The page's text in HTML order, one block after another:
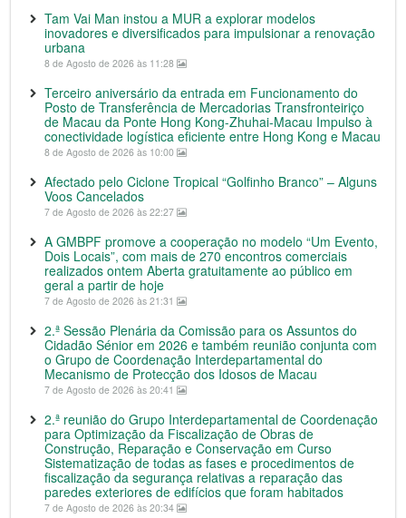
Tam Vai Man instou a MUR a explorar modelos
inovadores e diversificados para impulsionar a renovação
urbana
8 de Agosto de 2026 às 11:28
Terceiro aniversário da entrada em Funcionamento do
Posto de Transferência de Mercadorias Transfronteiriço
de Macau da Ponte Hong Kong-Zhuhai-Macau Impulso à
conectividade logística eficiente entre Hong Kong e Macau
8 de Agosto de 2026 às 10:00
Afectado pelo Ciclone Tropical “Golfinho Branco” – Alguns
Voos Cancelados
7 de Agosto de 2026 às 22:27
A GMBPF promove a cooperação no modelo “Um Evento,
Dois Locais”, com mais de 270 encontros comerciais
realizados ontem Aberta gratuitamente ao público em
geral a partir de hoje
7 de Agosto de 2026 às 21:31
2.ª Sessão Plenária da Comissão para os Assuntos do
Cidadão Sénior em 2026 e também reunião conjunta com
o Grupo de Coordenação Interdepartamental do
Mecanismo de Protecção dos Idosos de Macau
7 de Agosto de 2026 às 20:41
2.ª reunião do Grupo Interdepartamental de Coordenação
para Optimização da Fiscalização de Obras de
Construção, Reparação e Conservação em Curso
Sistematização de todas as fases e procedimentos de
fiscalização da segurança relativas a reparação das
paredes exteriores de edifícios que foram habitados
7 de Agosto de 2026 às 20:34